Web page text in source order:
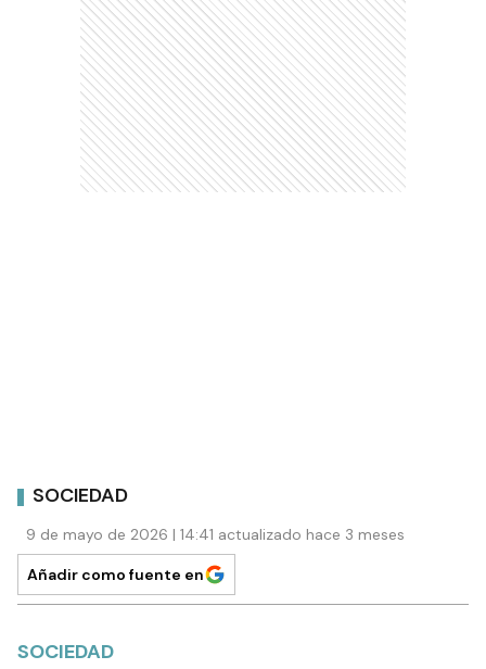
SOCIEDAD
9 de mayo de 2026 | 14:41 actualizado hace 3 meses
Añadir como fuente en
SOCIEDAD